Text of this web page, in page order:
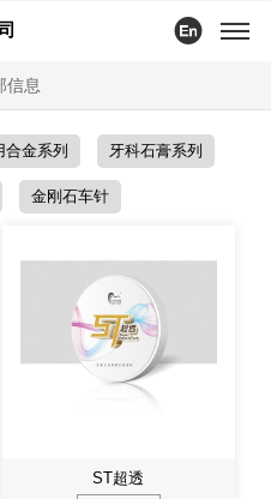

信息
合金系列 牙科石膏系列
金刚石车针
ST超透